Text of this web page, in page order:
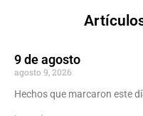
9 de agosto
agosto 9, 2026
Hechos que marcaron este